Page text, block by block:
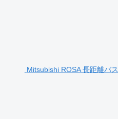
Mitsubishi ROSA 長距離バス